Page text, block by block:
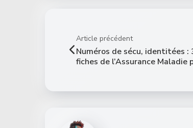
Article précédent
Numéros de sécu, identitées :
fiches de l’Assurance Maladie